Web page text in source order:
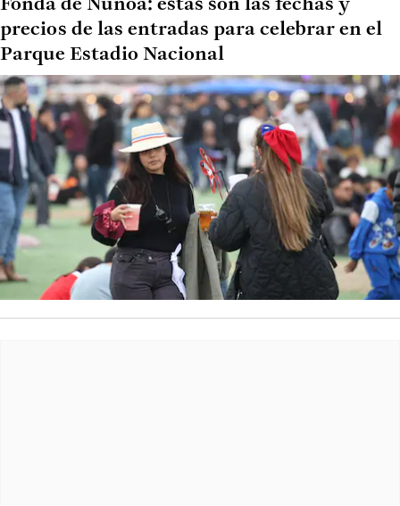
Fonda de Ñuñoa: estas son las fechas y
precios de las entradas para celebrar en el
Parque Estadio Nacional